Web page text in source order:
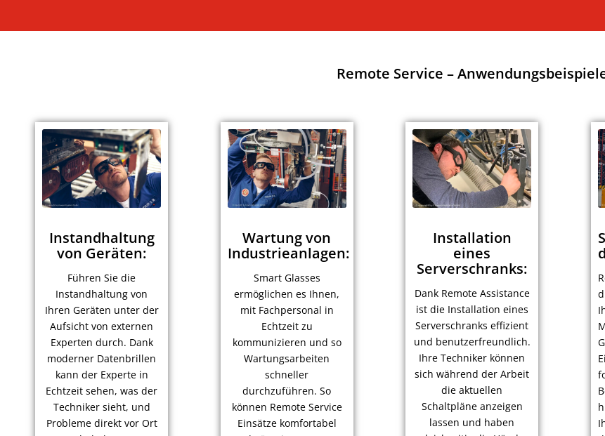
Remote Service –
Instandhaltung
von Geräten:
Führen Sie die
Instandhaltung von
Ihren Geräten unter der
Aufsicht von externen
Experten durch. Dank
moderner Datenbrillen
kann der Experte in
Echtzeit sehen, was der
Techniker sieht, und
Probleme direkt vor Ort
Wartung von
Industrieanlagen:
Smart Glasses
ermöglichen es Ihnen,
mit Fachpersonal in
Echtzeit zu
kommunizieren und so
Wartungsarbeiten
schneller
durchzuführen. So
können Remote Service
Einsätze komfortabel
Installation
eines
Serverschranks:
Dank Remote Assistance
ist die Installation eines
Serverschranks effizient
und benutzerfreundlich.
Ihre Techniker können
sich während der Arbeit
die aktuellen
Schaltpläne anzeigen
lassen und haben